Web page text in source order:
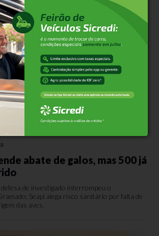
abate de galos, mas 500 já
de investigado interrompeu o
Seapi alega risco sanitário por falta de
das aves.